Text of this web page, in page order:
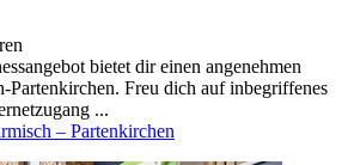
bietet dir einen angenehmen
Partenkirchen. Freu dich auf inbegriffenes
...
– Partenkirchen